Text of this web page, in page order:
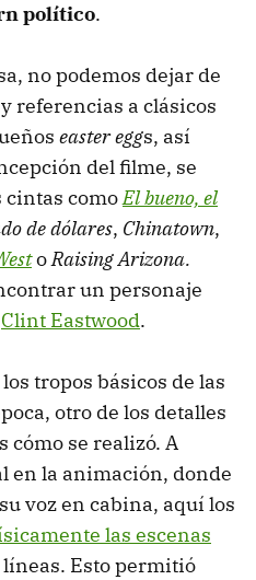
político.
no podemos dejar de
referencias a clásicos
easter eggs, así
del filme, se
cintas comoEl bueno, el
de dólares, Chinatown,
oRaising Arizona.
un personaje
Clint Eastwood.
tropos básicos de las
otro de los detalles
cómo se realizó. A
en la animación, donde
voz en cabina, aquí los
las escenas
Esto permitió